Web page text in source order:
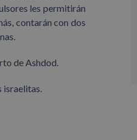
les permitirán
contarán con dos
de Ashdod.
israelitas.